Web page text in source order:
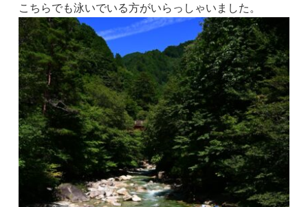
こちらでも泳いでいる方がいらっしゃいました。